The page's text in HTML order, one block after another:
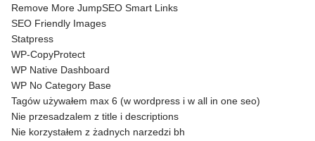
Remove More JumpSEO Smart Links
SEO Friendly Images
Statpress
WP-CopyProtect
WP Native Dashboard
WP No Category Base
Tagów używałem max 6 (w wordpress i w all in one seo)
Nie przesadzalem z title i descriptions
Nie korzystałem z żadnych narzedzi bh